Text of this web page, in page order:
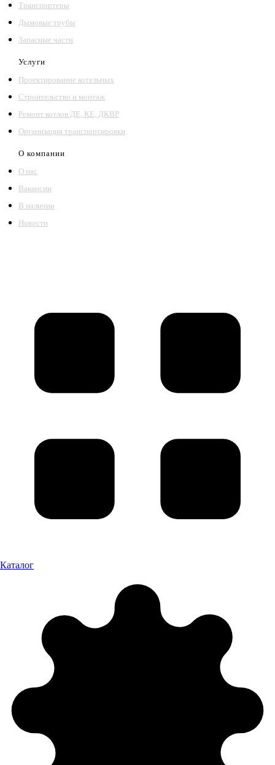
Транспортеры
Дымовые трубы
Запасные части
Услуги
Проектирование котельных
Строительство и монтаж
Ремонт котлов ДЕ, КЕ, ДКВР
Организация транспортировки
О компании
О нас
Вакансии
В наличии
Новости
Каталог